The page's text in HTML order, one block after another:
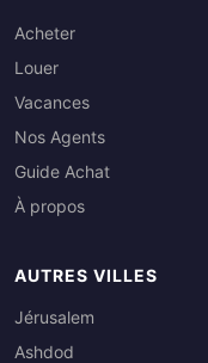
Acheter
Louer
Vacances
Nos Agents
Guide Achat
À propos
AUTRES VILLES
Jérusalem
Ashdod